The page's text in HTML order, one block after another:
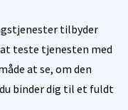
tilbyder
teste tjenesten med
at se, om den
binder dig til et fuldt